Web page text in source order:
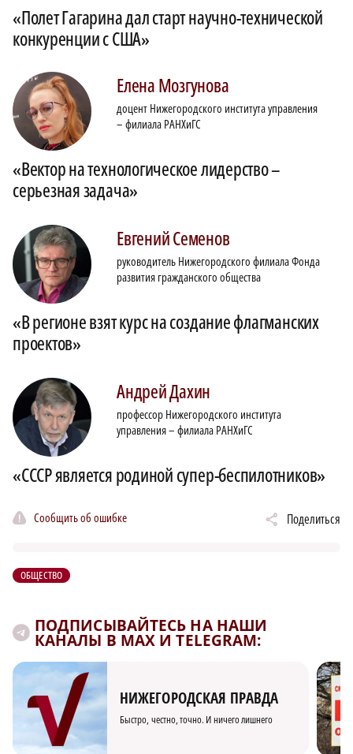
«Полет Гагарина дал старт научно-технической
конкуренции с США»
ЕленаМозгунова
доцент Нижегородского института управления
– филиала РАНХиГС
«Вектор на технологическое лидерство –
серьезная задача»
ЕвгенийСеменов
руководитель Нижегородского филиала Фонда
развития гражданского общества
«В регионе взят курс на создание флагманских
проектов»
АндрейДахин
профессор Нижегородского института
управления – филиала РАНХиГС
«СССР является родиной супер-беспилотников»
Сообщить об ошибке Поделиться
ОБЩЕСТВО
ПОДПИСЫВАЙТЕСЬ НА НАШИ
КАНАЛЫ В MAX И TELEGRAM:
НИЖЕГОРОДСКАЯ ПРАВДА
Быстро, честно, точно. И ничего лишнего